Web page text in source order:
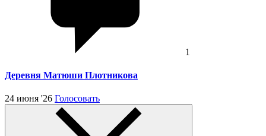
1
Деревня Матюши Плотникова
24 июня '26 Голосовать